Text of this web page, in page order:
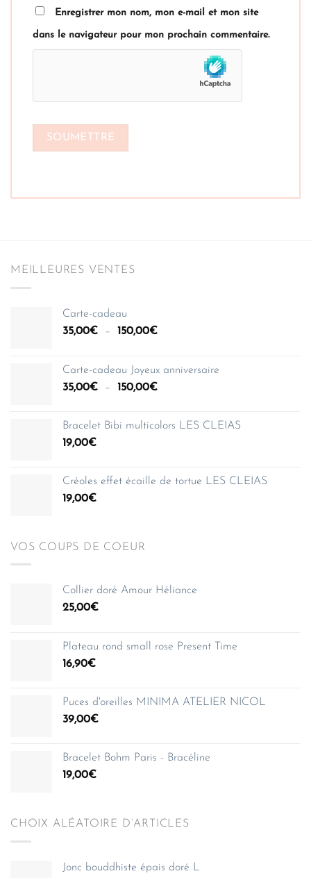
Enregistrer mon nom, mon e-mail et mon site
dans le navigateur pour mon prochain commentaire.
MEILLEURES VENTES
Carte-cadeau
35,00€ – 150,00€Plage
35,00€
à
Carte-cadeau Joyeux anniversaire
35,00€ – 150,00€Plage
35,00€
Bracelet Bibi multicolors LES CLEIAS
19,00€
Créoles effet écaille de tortue LES CLEIAS
19,00€
VOS COUPS DE COEUR
Collier doré Amour Héliance
25,00€
Plateau rond small rose Present Time
16,90€
Puces d'oreilles MINIMA ATELIER NICOL
39,00€
Bracelet Bohm Paris - Bracéline
19,00€
CHOIX ALÉATOIRE D’ARTICLES
Jonc bouddhiste épais doré L